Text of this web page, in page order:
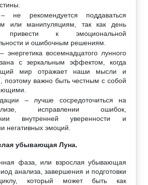
не рекомендуется поддаваться
или манипуляциям, так как день
привести к эмоциональной
и ошибочным решениям.
энергетика восемнадцатого лунного
с зеркальным эффектом, когда
мир отражает наши мысли и
поэтому важно быть честным с собой
– лучше сосредоточиться на
исправлении ошибок,
внутренней уверенности и
негативных эмоций.
убывающая Луна.
фаза, или взрослая убывающая
анализа, завершения и подготовки
который может быть как